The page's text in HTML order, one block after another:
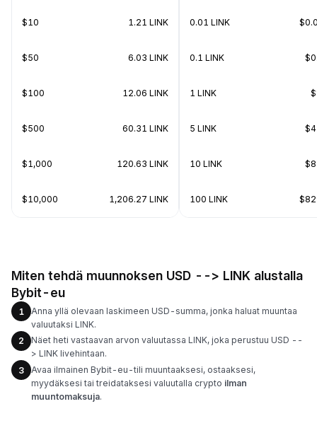
$10 1.21 LINK
$50 6.03 LINK
$100 12.06 LINK
$500 60.31 LINK
$1,000 120.63 LINK
$10,000 1,206.27 LINK
0.01 LINK
0.1 LINK
1 LINK
5 LINK
10 LINK
100 LINK
Miten tehdä muunnoksen USD --> LINK alustalla
Bybit-eu
1
Anna yllä olevaan laskimeen USD-summa, jonka haluat muuntaa
valuutaksi LINK.
2
Näet heti vastaavan arvon valuutassa LINK, joka perustuu USD --
> LINK livehintaan.
3
Avaa ilmainen Bybit-eu-tili muuntaaksesi, ostaaksesi,
myydäksesi tai treidataksesi valuutalla crypto ilman
muuntomaksuja.